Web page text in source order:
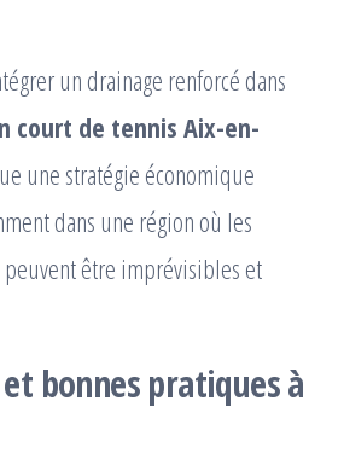
un drainage renforcé dans
court de tennis Aix-en-
une stratégie économique
dans une région où les
être imprévisibles et
bonnes pratiques à